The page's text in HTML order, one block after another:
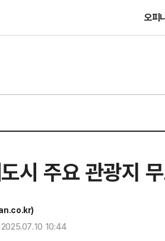
오피
시 주요 관광지
10:44